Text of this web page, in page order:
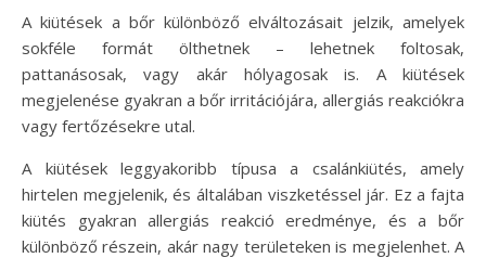
A kiütések a bőr különböző elváltozásait jelzik, amelyek
sokféle formát ölthetnek – lehetnek foltosak,
pattanásosak, vagy akár hólyagosak is. A kiütések
megjelenése gyakran a bőr irritációjára, allergiás reakciókra
vagy fertőzésekre utal.
A kiütések leggyakoribb típusa a csalánkiütés, amely
hirtelen megjelenik, és általában viszketéssel jár. Ez a fajta
kiütés gyakran allergiás reakció eredménye, és a bőr
különböző részein, akár nagy területeken is megjelenhet. A